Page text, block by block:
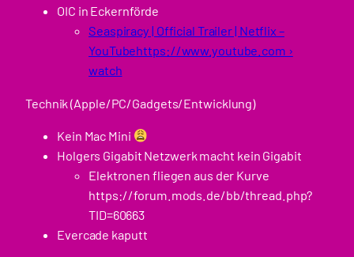
OIC in Eckernförde
Seaspiracy | Official Trailer | Netflix –
YouTubehttps://www.youtube.com ›
watch
Technik (Apple/PC/Gadgets/Entwicklung)
Kein Mac Mini
Holgers Gigabit Netzwerk macht kein Gigabit
Elektronen fliegen aus der Kurve
https://forum.mods.de/bb/thread.php?
TID=60663
Evercade kaputt